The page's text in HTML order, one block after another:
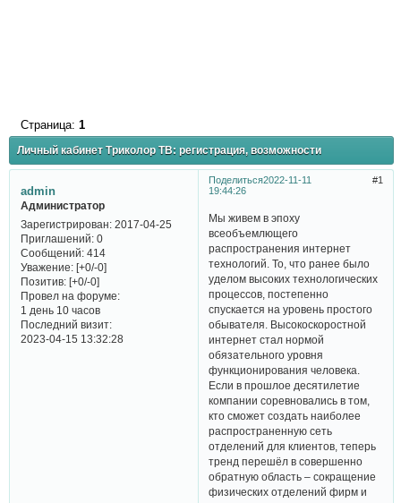
Личный кабинет Триколор ТВ: регистрация, возможности
Страница: 1
Поделиться 1
2022-11-11
19:44:26
admin
Администратор
Зарегистрирован: 2017-04-25
Приглашений:0
Сообщений:414
Уважение: [+0/-0]
Позитив: [+0/-0]
Провел на форуме:
1 день 10 часов
Последний визит:
2023-04-15 13:32:28
Мы живем в эпоху
всеобъемлющего
распространения интернет
технологий. То, что ранее было
уделом высоких технологических
процессов, постепенно
спускается на уровень простого
обывателя. Высокоскоростной
интернет стал нормой
обязательного уровня
функционирования человека.
Если в прошлое десятилетие
компании соревновались в том,
кто сможет создать наиболее
распространенную сеть
отделений для клиентов, теперь
тренд перешёл в совершенно
обратную область – сокращение
физических отделений фирм и